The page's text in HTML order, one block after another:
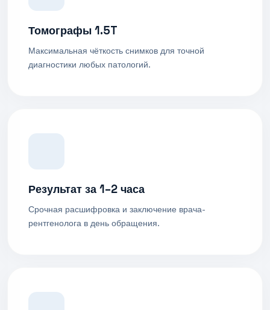
Томографы 1.5T
Максимальная чёткость снимков для точной
диагностики любых патологий.
Результат за 1–2 часа
Срочная расшифровка и заключение врача-
рентгенолога в день обращения.